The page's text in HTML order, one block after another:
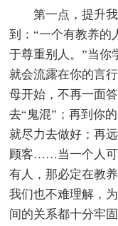
第一点，提升我
到：“一个有教养的
于尊重别人。”当你
就会流露在你的言
母开始，不再一面
去“鬼混”；再到你
就尽力去做好；再
顾客……当一个人可
有人，那必定在教
我们也不难理解，
间的关系都十分牢